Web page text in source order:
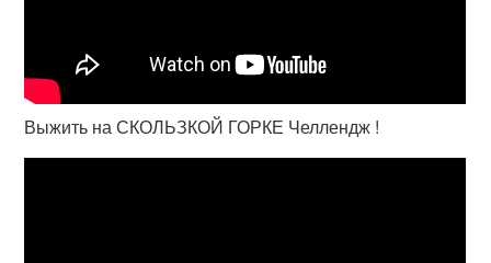
Выжить на СКОЛЬЗКОЙ ГОРКЕ Челлендж !